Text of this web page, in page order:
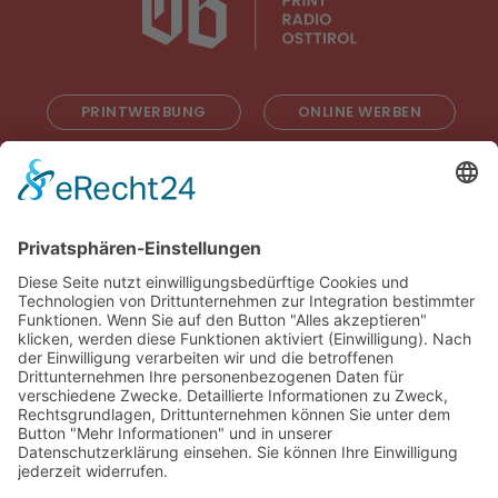
PRINTWERBUNG ONLINE WERBEN